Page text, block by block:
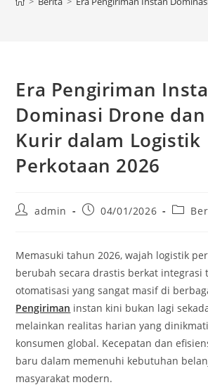
Era Pengiriman
Dominasi Drone
Kurir dalam Logistik
Perkotaan 2026
Postadmin
Post04/01/2026
Post
Memasuki tahun 2026, wajah logistik
berubah secara drastis berkat integrasi
otomatisasi yang sangat masif di
Pengiriman instan kini bukan lagi
melainkan realitas harian yang
konsumen global. Kecepatan dan
baru dalam memenuhi kebutuhan
masyarakat modern.